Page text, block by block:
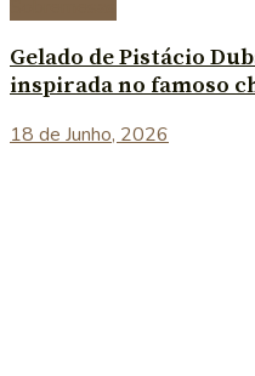
Gelado de Pistácio
inspirada no famoso
18 de Junho, 2026